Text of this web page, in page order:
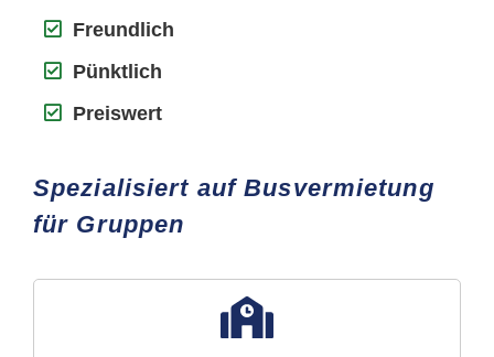
Freundlich
Pünktlich
Preiswert
Spezialisiert auf Busvermietung
für Gruppen